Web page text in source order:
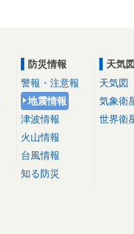
防災情報
警報・注意報
地震情報
津波情報
火山情報
台風情報
知る防災
天気図
天気図
気象衛
世界衛